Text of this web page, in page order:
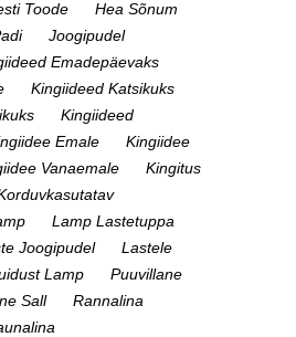
Toode
Hea Sõnum
Joogipudel
Emadepäevaks
Kingiideed Katsikuks
Kingiideed
Emale
Kingiidee
Vanaemale
Kingitus
Lamp Lastetuppa
Joogipudel
Lastele
Lamp
Puuvillane
Sall
Rannalina